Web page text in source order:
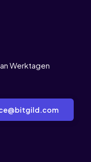
Werktagen